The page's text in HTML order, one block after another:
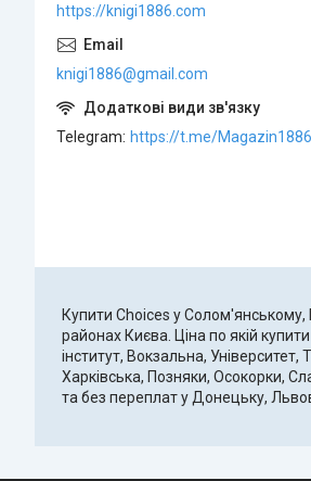
https://knigi1886.com
knigi1886@gmail.com
Telegram
Купити Choices у
районах Києва. Ціна по якій
інститут, Вокзальна,
Харківська, Позняки, Осокорки,
та без переплат у Донецьку,